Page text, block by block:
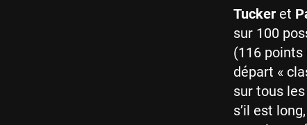
Tucker et
sur 100
(116 points
départ «
sur tous
s’il est